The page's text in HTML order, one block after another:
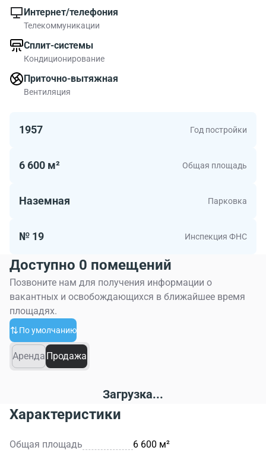
Интернет/телефония
Телекоммуникации
Сплит-системы
Кондиционирование
Приточно-вытяжная
Вентиляция
1957 Год постройки
6 600 м² Общая площадь
Наземная Парковка
№ 19 Инспекция ФНС
Доступно 0 помещений
Позвоните нам для получения информации о
вакантных и освобождающихся в ближайшее время
площадях.
По умолчанию
Аренда Продажа
Загрузка...
Характеристики
Общая площадь 6 600 м²